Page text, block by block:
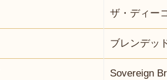
ザ・ディー
ブレンデッ
Sovereign